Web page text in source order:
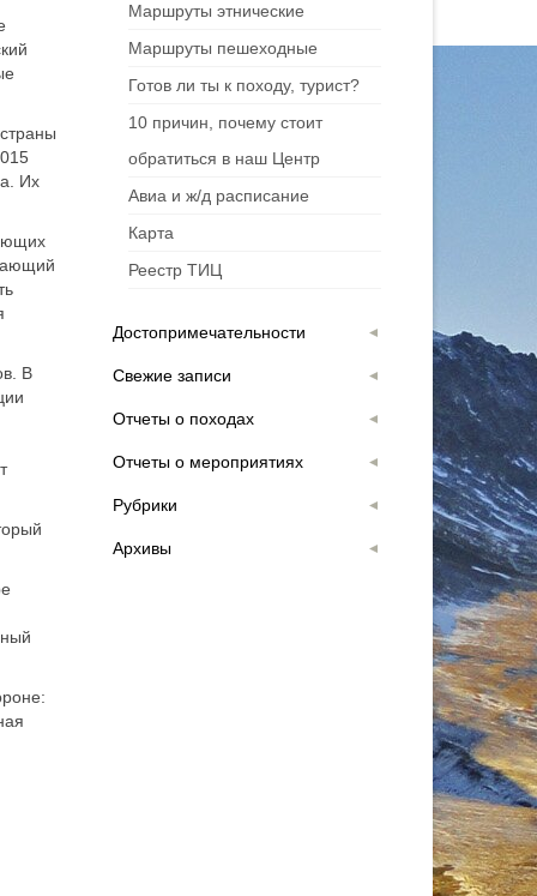
Их
В
Маршруты этнические
Маршруты пешеходные
Готов ли ты к походу, турист?
10 причин, почему стоит
обратиться в наш Центр
Авиа и ж/д расписание
Карта
Реестр ТИЦ
Достопримечательности
Свежие записи
Отчеты о походах
Отчеты о мероприятиях
Рубрики
Архивы